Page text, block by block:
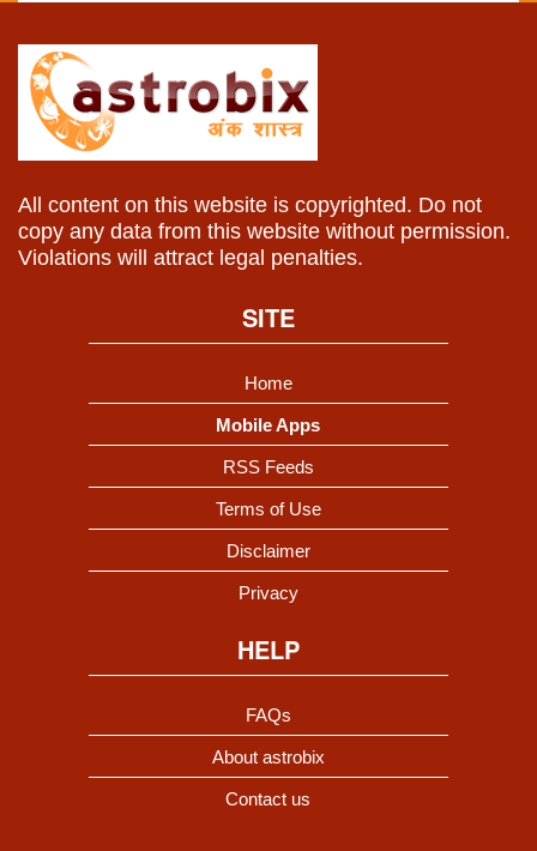
All content on this website is copyrighted. Do not
copy any data from this website without permission.
Violations will attract legal penalties.
SITE
Home
Mobile Apps
RSS Feeds
Terms of Use
Disclaimer
Privacy
HELP
FAQs
About astrobix
Contact us